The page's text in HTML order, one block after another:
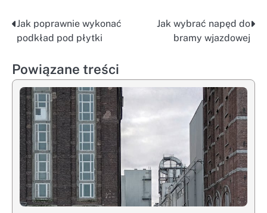
Nawigacja
wpisu
Jak poprawnie wykonać
podkład pod płytki
Jak wybrać napęd do
bramy wjazdowej
Powiązane treści